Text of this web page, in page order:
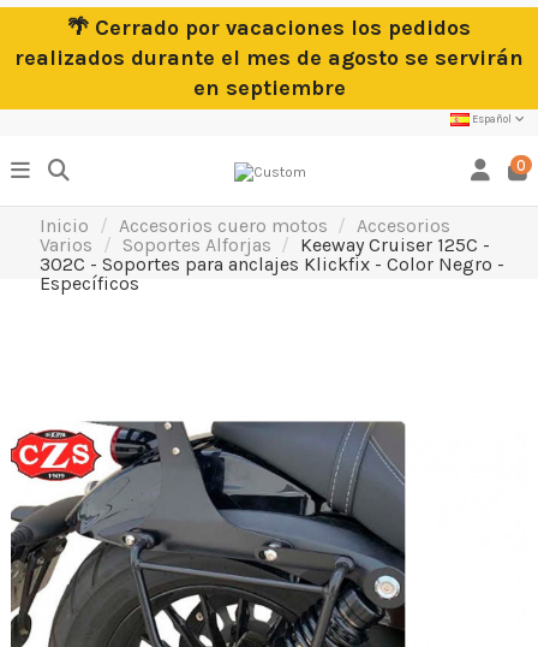
🌴 Cerrado por vacaciones los pedidos
realizados durante el mes de agosto se servirán
en septiembre
Español
0
Inicio Accesorios cuero motos
Accesorios
Varios
Soportes Alforjas
Keeway Cruiser 125C -
302C - Soportes para anclajes Klickfix - Color Negro -
Específicos